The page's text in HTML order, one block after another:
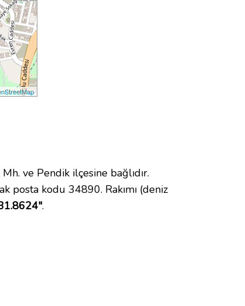
ve Pendik ilçesine bağlıdır.
posta kodu 34890. Rakımı (deniz
.